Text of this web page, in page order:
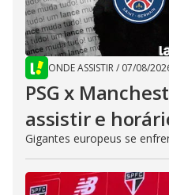
ONDE ASSISTIR/ 07/08/
PSG x
assistir e
Gigantes europeus se